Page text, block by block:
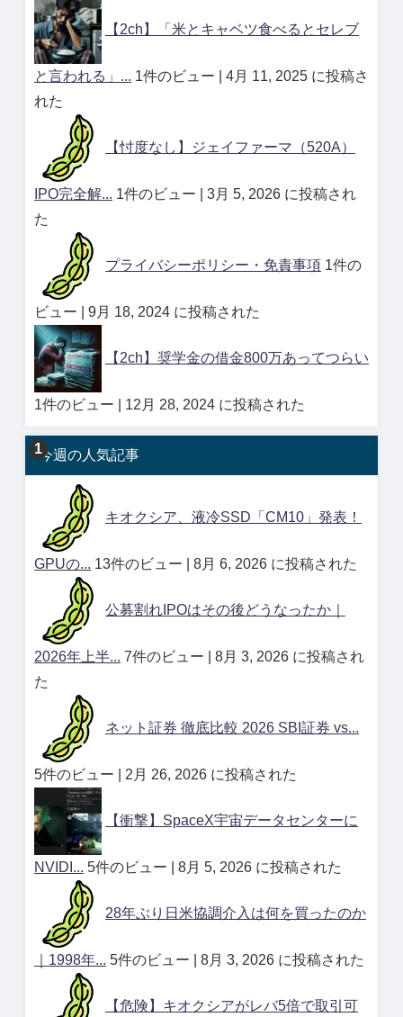
【2ch】「米とキャベツ食べるとセレブ
と言われる」... 1件のビュー
4月 11, 2025 に投稿さ
れた
【忖度なし】ジェイファーマ（520A）
IPO完全解... 1件のビュー
3月 5, 2026 に投稿され
た
プライバシーポリシー・免責事項 1件の
ビュー 9月 18, 2024 に投稿された
【2ch】奨学金の借金800万あってつらい
1件のビュー 12月 28, 2024 に投稿された
今週の人気記事
キオクシア、液冷SSD「CM10」発表！
GPUの... 13件のビュー 8月 6, 2026 に投稿された
公募割れIPOはその後どうなったか｜
2026年上半... 7件のビュー
8月 3, 2026 に投稿され
た
ネット証券 徹底比較 2026 SBI証券 vs...
5件のビュー 2月 26, 2026 に投稿された
【衝撃】SpaceX宇宙データセンターに
NVIDI... 5件のビュー 8月 5, 2026 に投稿された
28年ぶり日米協調介入は何を買ったのか
｜1998年... 5件のビュー 8月 3, 2026 に投稿された
【危険】キオクシアがレバ5倍で取引可